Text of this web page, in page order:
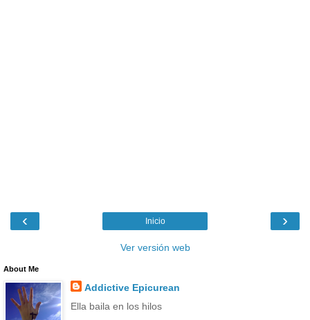
‹ ›
Inicio
Ver versión web
About Me
Addictive Epicurean
Ella baila en los hilos